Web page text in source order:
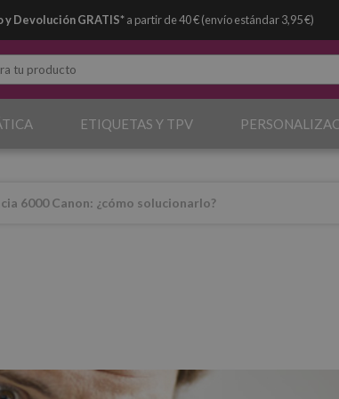
y Devolución GRATIS*a partir de 40 € (envío estándar 3,95 €)
ETIQUETAS Y TPV
6000 Canon: ¿cómo solucionarlo?